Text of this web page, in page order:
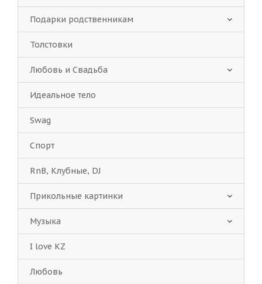
Подарки родственникам
Толстовки
Любовь и Свадьба
Идеальное тело
Swag
Спорт
RnB, Клубные, DJ
Прикольные картинки
Музыка
I love KZ
Любовь